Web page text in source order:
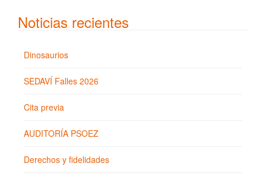
Noticias recientes
Dinosaurios
SEDAVÍ Falles 2026
Cita previa
AUDITORÍA PSOEZ
Derechos y fidelidades